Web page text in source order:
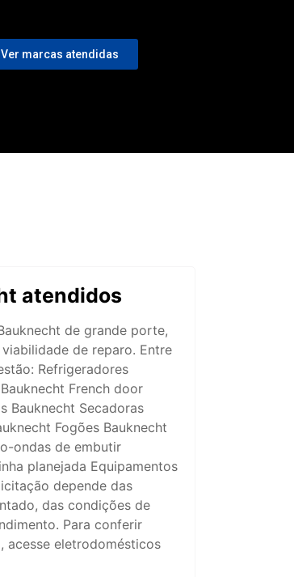
Ver marcas atendidas
atendidos
de grande porte,
de reparo. Entre
Refrigeradores
French door
Bauknecht Secadoras
Fogões Bauknecht
ondas de embutir
planejada Equipamentos
depende das
das condições de
Para conferir
acesse eletrodomésticos